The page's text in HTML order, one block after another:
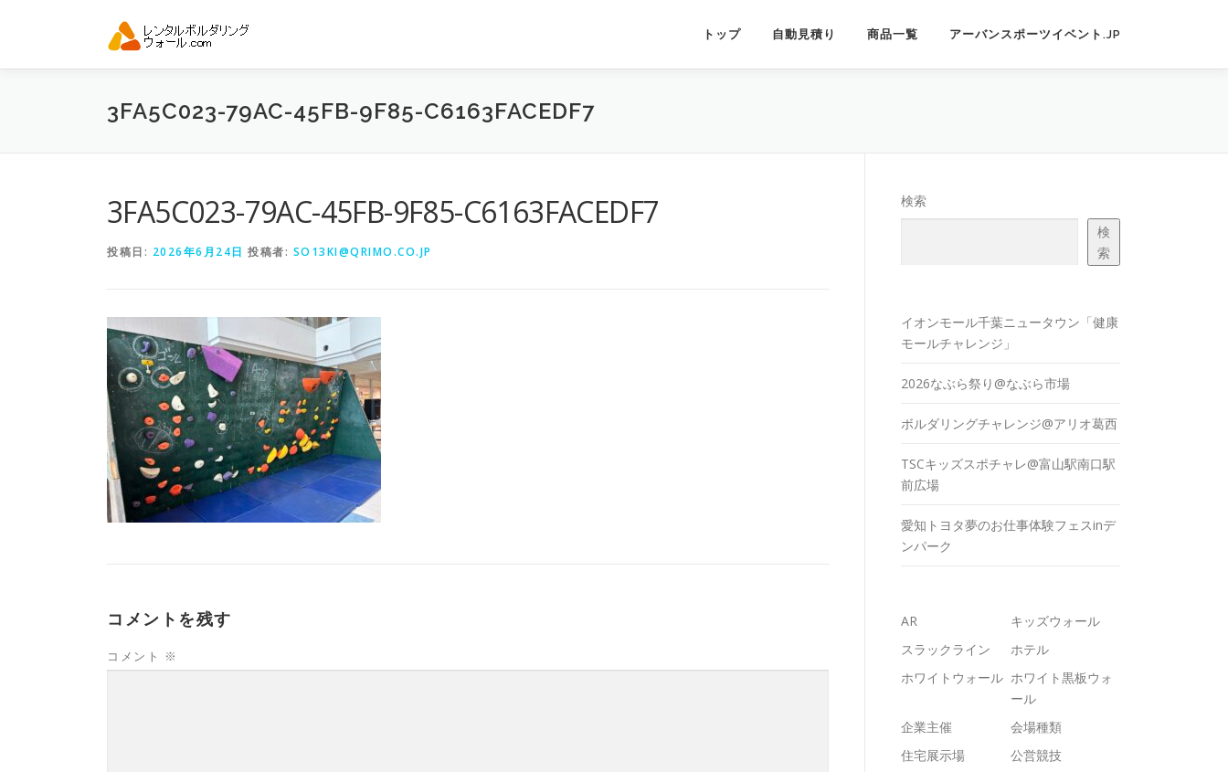
ン
トップ 自動見積り 商品一覧 アーバンスポーツイベント.JP
3FA5C023-79AC-45FB-9F85-C6163FACEDF7
3FA5C023-79AC-45FB-9F85-C6163FACEDF7
投稿日: 2026年6月24日 投稿者: SO13KI@QRIMO.CO.JP
コメントを残す
コメント ※
検索
検
索
イオンモール千葉ニュータウン「健康
モールチャレンジ」
2026なぶら祭り@なぶら市場
ボルダリングチャレンジ@アリオ葛西
TSCキッズスポチャレ@富山駅南口駅
前広場
愛知トヨタ夢のお仕事体験フェスinデ
ンパーク
AR
キッズウォール
スラックライン
ホテル
ホワイトウォール ホワイト黒板ウォ
ール
企業主催
会場種類
住宅展示場
公営競技